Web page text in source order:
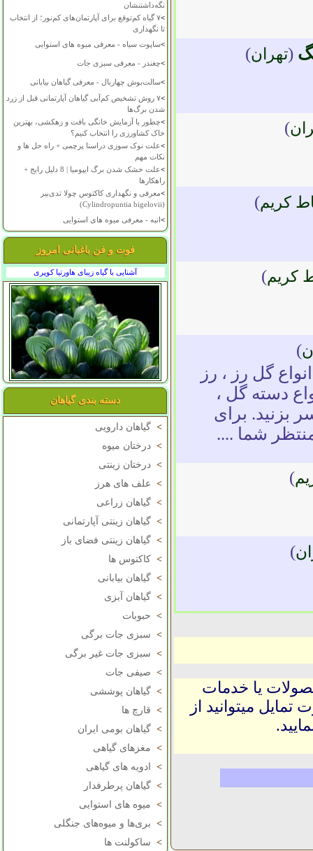
نگه‌داشتنشان
>
۷ گیاه کم‌توقع برای آپارتمان‌های کم‌نور؛ از انتخاب
تا نگهداری
>ساپوت سیاه - معرفی میوه های استوایی
>چغندر - معرفی سبزی جات
>سالت‌بوش چهاربال - معرفی گیاهان بیابانی
>
۷ روش تشخیص کم‌آبی گیاهان آپارتمانی قبل از زرد
شدن برگ‌ها
>چطور با آزمایش خانگی بافت و زهکشی، بهترین
خاک کشاورزی را انتخاب کنیم؟
>علت نوک سوزی دراسنا پرچمی + راه حل ها و
نکات مهم
>
علت خشک شدن برگ ایپومیا | 8 دلیل رایج +
راهکارها
>معرفی و نگهداری کاکتوس چولا تدی‌بیر
(Cylindropuntia bigelovii)
>انبه - معرفی میوه های استوایی
فوت و فن باغبانی امروز
آشنایی با گیاه زیبای هاورتیا کوپری
دسته بندی گیاهان
> گیاهان دارویی
> درختان میوه
> درختان زینتی
> علف های هرز
> گیاهان زراعی
> گیاهان زینتی آپارتمانی
> گیاهان زینتی فضای باز
> کاکتوس ها
> گیاهان بیابانی
> گیاهان آبزی
> حبوبات
> سبزی جات برگی
> سبزی جات غیر برگی
> صیفی جات
> گیاهان پوششی
> قارچ ها
> گیاهان بومی ایران
> مغزهای گیاهی
>
ادویه های گیاهی
> گیاهان پرطرفدار
> میوه های استوایی
> بری‌ها و میوه‌های جنگلی
> ساکولنت ها
(تهران)
)
کريم)
کريم)
)
گل رز ، رز
دسته گل ،
بزنید. برای
شما ....
)
)
یا خدمات
میتوانید از